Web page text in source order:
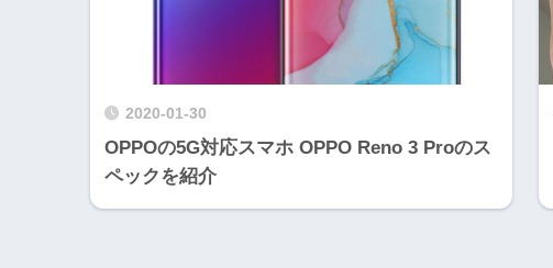
2020-01-30
OPPOの5G対応スマホ OPPO Reno 3 Proのス
ペックを紹介